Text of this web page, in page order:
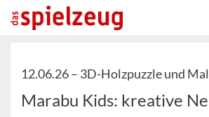
12.06.26 – 3D-Holzpuzzle und
Marabu Kids: kreative